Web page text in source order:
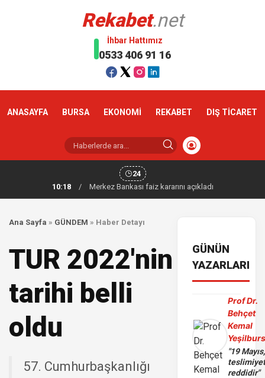
Rekabet.net
İhbar Hattımız
0533 406 91 16
ANASAYFA BURSA EKONOMİ REKABET DIŞ TİCARET
24
10:18
/ Merkez Bankası faiz kararını açıkladı
Ana Sayfa » GÜNDEM » Haber Detayı
TUR 2022'nin
tarihi belli
oldu
57. Cumhurbaşkanlığı
GÜNÜN
YAZARLARI
Prof Dr.
Behçet
Kemal
"19 Mayıs,
reddidir"